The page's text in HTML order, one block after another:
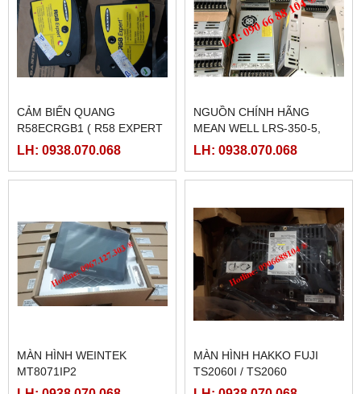
CẢM BIẾN QUANG
R58ECRGB1 ( R58 EXPERT
BANNER)
LH: 0938.070.068
NGUỒN CHÍNH HÃNG
MEAN WELL LRS-350-5,
LRS-350-12, LRS-350-24,
LRS-350-48
LH: 0938.070.068
MÀN HÌNH WEINTEK
MT8071IP2
MÀN HÌNH HAKKO FUJI
TS2060I / TS2060